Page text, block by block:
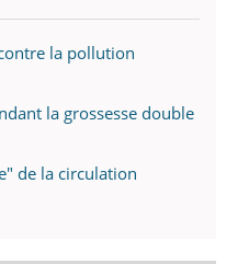
la pollution
la grossesse double
de la circulation